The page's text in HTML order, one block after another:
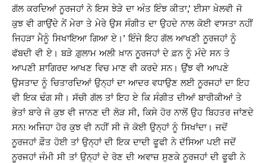
ਗੱਲ ਕਰਦਿਆਂ ਨੂਰਜਹਾਂ ਨੇ ਇਸ ਝੇੜੇ ਦਾ ਅੰਤ ਇੰਝ ਕੀਤਾ,’ ਈਸਾ ਖ਼ੇਲਵੀ ਜੋ
ਕੁਝ ਵੀ ਗਾਉਂਦੇ ਨੇਂ ਮੇਰਾ ਤੇ ਮੇਰੇ ਉਸ ਸੰਗੀਤ ਦਾ ਉਹਦੇ ਨਾਲ ਕੋਈ ਵਾਸਤਾ ਨਹੀਂ
ਜਿਹੜਾ ਮੈਨੂੰ ਸਿਖਾਇਆ ਗਿਆ ਏ।’ ਇੰਜੇ ਇਹ ਗੱਲ ਆਖਣੀ ਨੂਰਜਹਾਂ ਨੂੰ
ਫੱਬਦੀ ਵੀ ਏ। ਬੜੇ ਗ਼ੁਲਾਮ ਅਲੀ ਖ਼ਾਨ ਨੂਰਜਹਾਂ ਦੇ ਫ਼ਨ ਨੂੰ ਮੰਦੇ ਸਨ ਤੇ
ਆਪਣੀ ਸ਼ਾਗਿਰਦ ਆਖਣ ਵਿਚ ਮਾਣ ਵੀ ਕਰਦੇ ਸਨ। ਉਂਝ ਵੀ ਆਪਣੇ
ਉਸਤਾਦ ਨੂੰ ਚਿਤਾਰਦਿਆਂ ਉਨ੍ਹਾਂ ਦਾ ਆਦਰ ਵਧਾਉਣ ਲਈ ਨੂਰਜਹਾਂ ਦਾ ਇਹ
ਵੀ ਇਕ ਢੰਗ ਸੀ। ਸੱਚੀ ਗੱਲ ਤਾਂ ਇਹ ਏ ਕਿ ਸੰਗੀਤ ਦੀਆਂ ਬਾਰੀਕੀਆਂ ਤੇ
ਭੇਤਾਂ ਬਾਰੇ ਜੋ ਕੁਝ ਵੀ ਜਾਨਣ ਦੀ ਲੋੜ ਸੀ, ਕਿਸੇ ਹੋਰ ਨਾਲੋਂ ਉਹ ਬਿਹਤਰ ਜਾਂਣਦੇ
ਸਨ! ਅਜਿਹਾ ਹੋਰ ਕੁਝ ਵੀ ਨਹੀਂ ਸੀ ਜੋ ਕੋਈ ਉਨ੍ਹਾਂ ਨੂੰ ਸਿਖਾਂਦਾ। ਜਦੋਂ
ਨੂਰਜਹਾਂ ਫ਼ੌਤ ਹੋਈ ਤਾਂ ਉਨ੍ਹਾਂ ਦੀ ਇਕ ਦਾਦੀ ਫੂਫੀ ਨੇ ਦੱਸਿਆ ਪਈ ਜਦੋਂ
ਨੂਰਜਹਾਂ ਜੰਮੀ ਸੀ ਤਾਂ ਉਨ੍ਹਾਂ ਦੇ ਰੋਣ ਦੀ ਅਵਾਜ਼ ਸੁਣਕੇ ਨੂਰਜਹਾਂ ਦੀ ਫੂਫੀ ਨੇ